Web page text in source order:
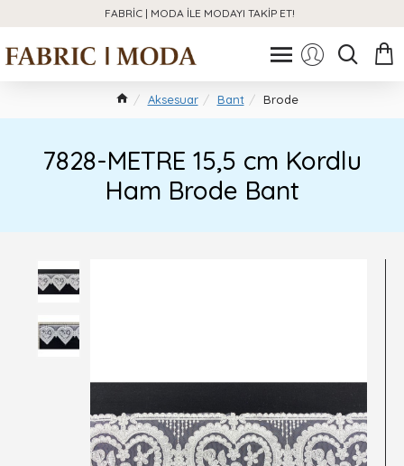
FABRIC | MODA ILE MODAYI TAKIP ET!
Aksesuar Bant Brode
7828-METRE 15,5 cm Kordlu
Ham Brode Bant